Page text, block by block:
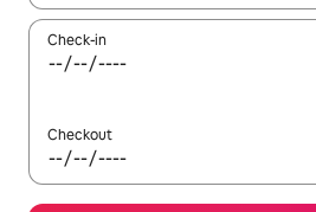
Check-in
Checkout